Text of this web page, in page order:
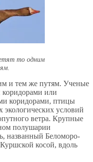
то одним
и тем же путям. Ученые
или
коридорами, птицы
экологических условий
ветра. Крупные
полушарии
названный Беломоро-
косой, вдоль